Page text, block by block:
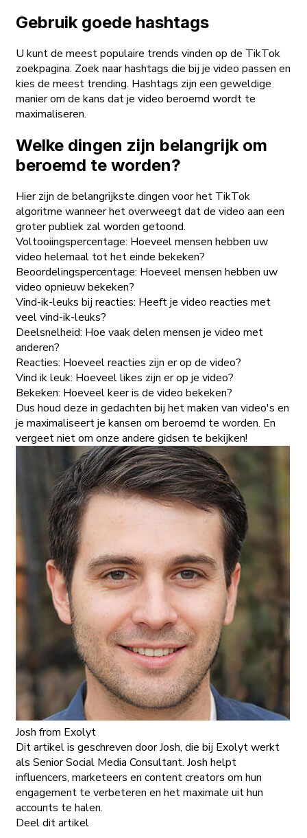
Gebruik goede hashtags
U kunt de meest populaire trends vinden op de TikTok
zoekpagina. Zoek naar hashtags die bij je video passen en
kies de meest trending. Hashtags zijn een geweldige
manier om de kans dat je video beroemd wordt te
maximaliseren.
Welke dingen zijn belangrijk om
beroemd te worden?
Hier zijn de belangrijkste dingen voor het TikTok
algoritme wanneer het overweegt dat de video aan een
groter publiek zal worden getoond.
Voltooiingspercentage: Hoeveel mensen hebben uw
video helemaal tot het einde bekeken?
Beoordelingspercentage: Hoeveel mensen hebben uw
video opnieuw bekeken?
Vind-ik-leuks bij reacties: Heeft je video reacties met
veel vind-ik-leuks?
Deelsnelheid: Hoe vaak delen mensen je video met
anderen?
Reacties: Hoeveel reacties zijn er op de video?
Vind ik leuk: Hoeveel likes zijn er op je video?
Bekeken: Hoeveel keer is de video bekeken?
Dus houd deze in gedachten bij het maken van video's en
je maximaliseert je kansen om beroemd te worden. En
vergeet niet om onze andere gidsen te bekijken!
Josh from Exolyt
Dit artikel is geschreven door Josh, die bij Exolyt werkt
als Senior Social Media Consultant. Josh helpt
influencers, marketeers en content creators om hun
engagement te verbeteren en het maximale uit hun
accounts te halen.
Deel dit artikel